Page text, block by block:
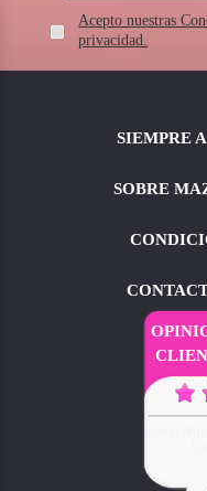
Acepto nuestras
privacidad.
SIEMPRE
SOBRE